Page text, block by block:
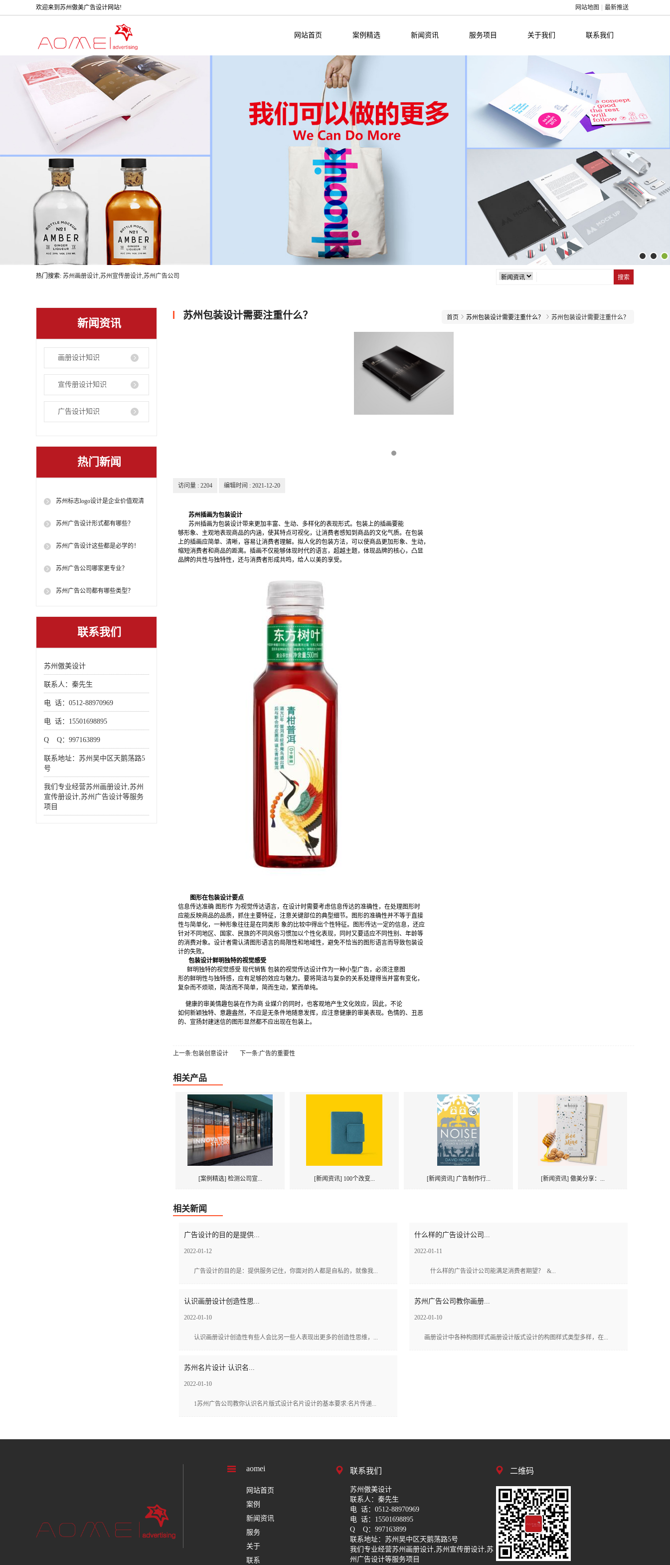
欢迎来到苏州傲美广告设计网站! 网站地图 最新推送
网站首页 案例精选 新闻资讯 服务项目 关于我们 联系我们
热门搜索: 苏州画册设计,苏州宣传册设计,苏州广告公司
新闻资讯
画册设计知识
宣传册设计知识
广告设计知识
热门新闻
苏州标志logo设计是企业价值观清
苏州广告设计形式都有哪些？
苏州广告设计这些都是必学的！
苏州广告公司​哪家更专业？
苏州广告公司​都有哪些类型？
联系我们
苏州傲美设计
联系人：秦先生
电 话：0512-88970969
电 话：15501698895
Q Q：997163899
联系地址：苏州吴中区天鹅荡路5
号
我们专业经营苏州画册设计,苏州
宣传册设计,苏州广告设计等服务
项目
苏州包装设计需要注重什么？ 首页 苏州包装设计需要注重什么？ 苏州包装设计需要注重什么？
访问量 : 2204 编辑时间 : 2021-12-20
苏州插画为包装设计
苏州插画为包装设计带来更加丰富、生动、多样化的表现形式。包装上的插画要能
够形象、主观地表现商品的内涵，使其特点可视化，让消费者感知到商品的文化气质。在包装
上的插画应简单、清晰，容易让消费者理解。拟人化的包装方法，可以使商品更加形象、生动，
缩短消费者和商品的距离。插画不仅能够体现时代的语言，超越主题，体现品牌的核心，凸显
品牌的共性与独特性，还与消费者形成共鸣，给人以美的享受。
图形在包装设计要点
信息传达准确 图形作 为视觉传达语言，在设计时需要考虑信息传达的准确性，在处理图形时
应能反映商品的品质，抓住主要特征，注意关键部位的典型细节。图形的准确性并不等于直接
性与简单化，一种形象往往是在同类形 象的比较中得出个性特征。图形传达一定的信息，还应
针对不同地区、国家、民族的不同风俗习惯加以个性化表现，同时又要适应不同性别、年龄等
的消费对象。设计者需认清图形语言的局限性和地域性，避免不恰当的图形语言而导致包装设
计的失败。
包装设计鲜明独特的视觉感受
鲜明独特的视觉感受 现代销售 包装的视觉传达设计作为一种小型广告，必须注意图
形的鲜明性与独特感，应有足够的效应与魅力。要将简洁与复杂的关系处理得当并富有变化，
复杂而不烦琐，简洁而不简单，简而生动，繁而单纯。
健康的审美情趣包装在作为商 业媒介的同时，也客观地产生文化效应，因此，不论
如何新颖独特、意趣盎然，不应是无条件地随意发挥，应注意健康的审美表现。色情的、丑恶
的、宣扬封建迷信的图形显然都不应出现在包装上。
上一条:包装创意设计 下一条:广告的重要性
相关产品
[案例精选] 检测公司宣... [新闻资讯] 100个改变... [新闻资讯] 广告制作行... [新闻资讯] 傲美分享：...
相关新闻
广告设计的目的是提供...
2022-01-12
广告设计的目的是：提供服务记住，你面对的人都是自私的，就像我...
什么样的广告设计公司...
2022-01-11
什么样的广告设计公司能满足消费者期望？ &...
认识画册设计创造性思...
2022-01-10
认识画册设计创造性有些人会比另一些人表现出更多的创造性思维，...
苏州广告公司教你画册...
2022-01-10
画册设计中各种构图样式画册设计版式设计的构图样式类型多样，在...
苏州名片设计 认识名...
2022-01-10
1苏州广告公司教你认识名片版式设计名片设计的基本要求:名片传递...
aomei
网站首页
案例
新闻资讯
服务
关于
联系
联系我们
苏州傲美设计
联系人：秦先生
电 话：0512-88970969
电 话：15501698895
Q Q：997163899
联系地址：苏州吴中区天鹅荡路5号
我们专业经营苏州画册设计,苏州宣传册设计,苏
州广告设计等服务项目
二维码